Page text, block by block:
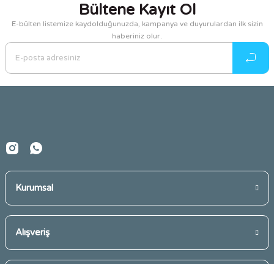
Görüş ve önerileriniz için teşekkür ederiz.
Ürün resmi kalitesiz, bozuk veya görüntülenemiyor.
Ürün açıklamasında eksik bilgiler bulunuyor.
Ürün bilgilerinde hatalar bulunuyor.
Bültene Kayıt Ol
E-bülten listemize kaydolduğunuzda, kampanya ve duyurulardan ilk sizin
haberiniz olur.
Kurumsal
Alışveriş